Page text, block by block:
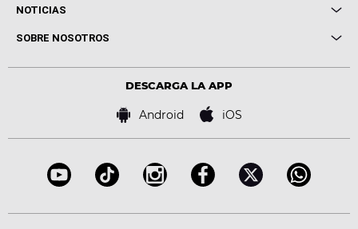
Conciertos
Cuerpos especiales
Locutores Europa FM
NOTICIAS
Cine y Televisión
Virales
SOBRE NOSOTROS
Bases de concursos
DESCARGA LA APP
Android iOS